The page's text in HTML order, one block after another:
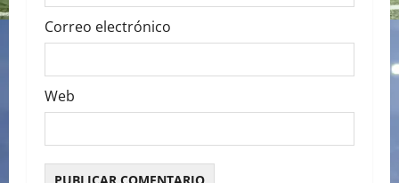
Correo electrónico
Web